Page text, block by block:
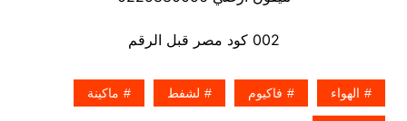
002 كود مصر قبل الرقم
الهواء فاكيوم لشفط ماكينة